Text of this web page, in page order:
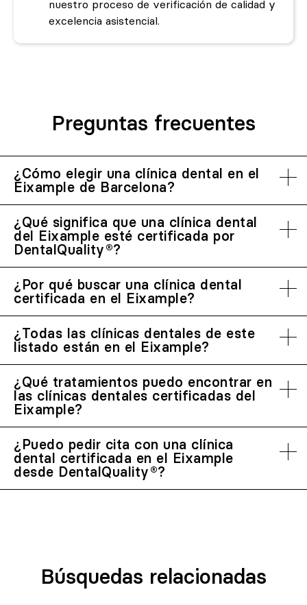
nuestro proceso de verificación de calidad y
excelencia asistencial.
Preguntas frecuentes
¿Cómo elegir una clínica dental en el
Eixample de Barcelona?
¿Qué significa que una clínica dental
del Eixample esté certificada por
DentalQuality®?
¿Por qué buscar una clínica dental
certificada en el Eixample?
¿Todas las clínicas dentales de este
listado están en el Eixample?
¿Qué tratamientos puedo encontrar en
las clínicas dentales certificadas del
Eixample?
¿Puedo pedir cita con una clínica
dental certificada en el Eixample
desde DentalQuality®?
Búsquedas relacionadas